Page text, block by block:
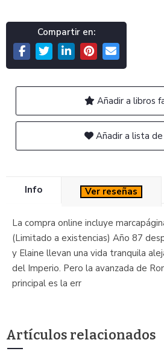
Compartir en:
Añadir a libros
Añadir a lista
Info Ver reseñas
La compra online incluye
(Limitado a existencias) Año 87
y Elaine llevan una vida tranquila
del Imperio. Pero la avanzada de
principal es la err
Artículos relacionados